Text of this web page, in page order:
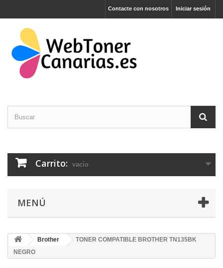
Iniciar sesión
Contacte con nosotros
Carrito: vacío
MENÚ
Brother
TONER COMPATIBLE BROTHER TN135BK
NEGRO